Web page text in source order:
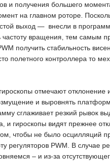
и получения большего
на главном роторе.
выход — внесли в
частоту вращения, тем самым
получить стабильность
полетного контроллера то
отмечают отклонение
и выровнять
сглаживает резкий рывок
и гироскопы видят прежнее
чтобы не было осцилляций
регуляторов PWM. В случае
– и из-за